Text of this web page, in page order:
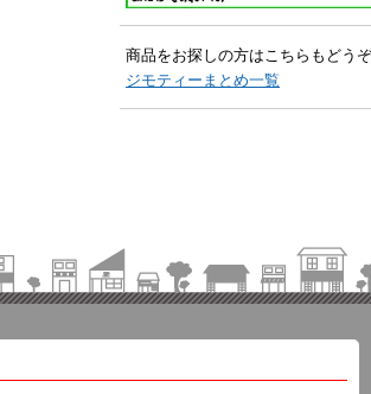
商品をお探しの方はこちらもどう
ジモティーまとめ一覧